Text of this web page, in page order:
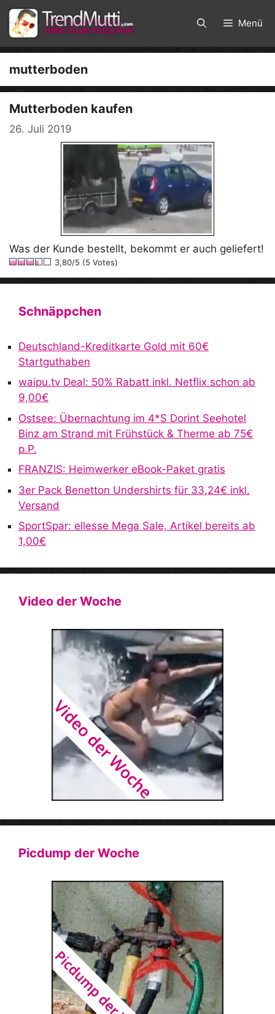
Zum
Inhalt
springen
Menü
mutterboden
Mutterboden kaufen
26. Juli 2019
Was der Kunde bestellt, bekommt er auch geliefert!
3,80/5 (5 Votes)
Schnäppchen
Deutschland-Kreditkarte Gold mit 60€
Startguthaben
waipu.tv Deal: 50% Rabatt inkl. Netflix schon ab
9,00€
Ostsee: Übernachtung im 4*S Dorint Seehotel
Binz am Strand mit Frühstück & Therme ab 75€
p.P.
FRANZIS: Heimwerker eBook-Paket gratis
3er Pack Benetton Undershirts für 33,24€ inkl.
Versand
SportSpar: ellesse Mega Sale, Artikel bereits ab
1,00€
Video der Woche
Picdump der Woche